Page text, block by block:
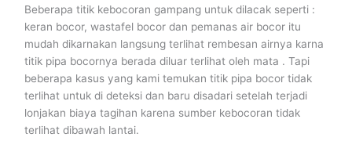
Beberapa titik kebocoran gampang untuk dilacak seperti :
keran bocor, wastafel bocor dan pemanas air bocor itu
mudah dikarnakan langsung terlihat rembesan airnya karna
titik pipa bocornya berada diluar terlihat oleh mata . Tapi
beberapa kasus yang kami temukan titik pipa bocor tidak
terlihat untuk di deteksi dan baru disadari setelah terjadi
lonjakan biaya tagihan karena sumber kebocoran tidak
terlihat dibawah lantai.